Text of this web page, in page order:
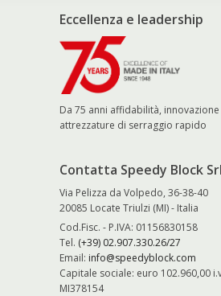
Eccellenza e leadership
Da 75 anni affidabilità,
attrezzature di serraggio rapido
Contatta Speedy Block Srl
Via Pelizza da Volpedo, 36-38-40
20085 Locate Triulzi (MI) - Italia
Cod.Fisc. - P.IVA: 01156830158
Tel. (+39) 02.907.330.26/27
Email: info@speedyblock.com
Capitale sociale: euro 102.960,00
MI378154